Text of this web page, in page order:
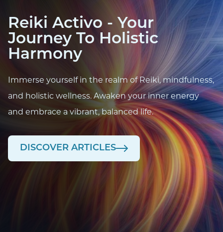
Reiki Activo - Your
Journey To Holistic
Harmony
Immerse yourself in the realm of Reiki, mindfulness,
and holistic wellness. Awaken your inner energy
and embrace a vibrant, balanced life.
DISCOVER ARTICLES